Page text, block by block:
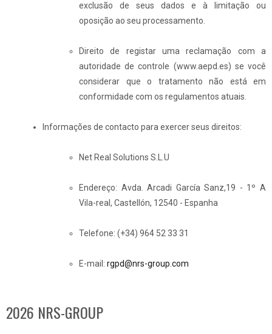
exclusão de seus dados e à limitação ou
oposição ao seu processamento.
Direito de registar uma reclamação com a
autoridade de controle (www.aepd.es) se você
considerar que o tratamento não está em
conformidade com os regulamentos atuais.
Informações de contacto para exercer seus direitos:
Net Real Solutions S.L.U
Endereço: Avda. Arcadi García Sanz,19 - 1º A
Vila-real, Castellón, 12540 - Espanha
Telefone: (+34) 964 52 33 31
E-mail: rgpd@nrs-group.com
2026 NRS-GROUP